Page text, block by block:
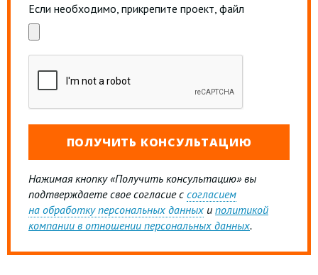
Если необходимо, прикрепите проект, файл
Нажимая кнопку «Получить консультацию» вы
подтверждаете свое согласие с согласием
на обработку персональных данных и политикой
компании в отношении персональных данных.